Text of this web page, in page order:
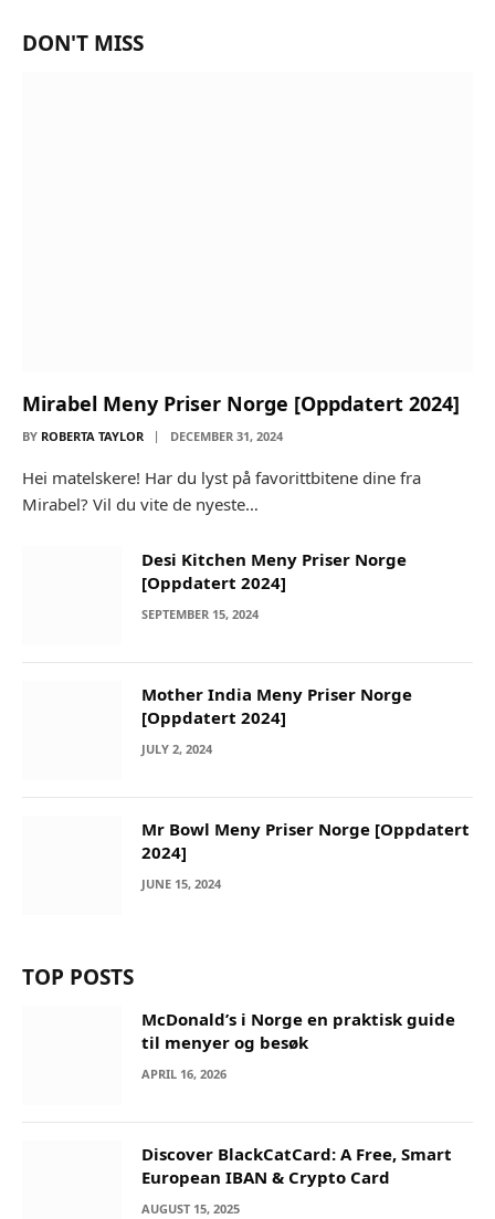
DON'T MISS
Mirabel Meny Priser Norge [Oppdatert 2024]
BY ROBERTA TAYLOR DECEMBER 31, 2024
Hei matelskere! Har du lyst på favorittbitene dine fra
Mirabel? Vil du vite de nyeste…
Desi Kitchen Meny Priser Norge
[Oppdatert 2024]
SEPTEMBER 15, 2024
Mother India Meny Priser Norge
[Oppdatert 2024]
JULY 2, 2024
Mr Bowl Meny Priser Norge [Oppdatert
2024]
JUNE 15, 2024
TOP POSTS
McDonald’s i Norge en praktisk guide
til menyer og besøk
APRIL 16, 2026
Discover BlackCatCard: A Free, Smart
European IBAN & Crypto Card
AUGUST 15, 2025